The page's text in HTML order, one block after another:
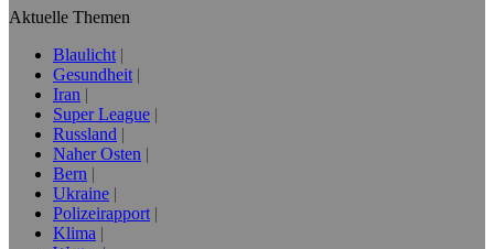
Aktuelle Themen
Blaulicht
Gesundheit
Iran
Super League
Russland
Naher Osten
Bern
Ukraine
Polizeirapport
Klima